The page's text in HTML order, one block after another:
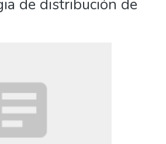
de distribución de